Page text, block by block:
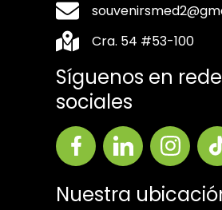
Cra. 54 #53-100
Síguenos en
sociales
Nuestra